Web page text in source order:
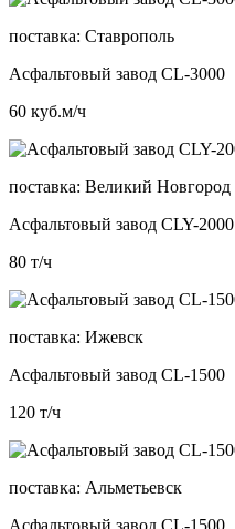
поставка: Ставрополь
Асфальтовый завод CL-3000
60 куб.м/ч
поставка: Великий Новгород
Асфальтовый завод CLY-2000
80 т/ч
поставка: Ижевск
Асфальтовый завод CL-1500
120 т/ч
поставка: Альметьевск
Асфальтовый завод CL-1500